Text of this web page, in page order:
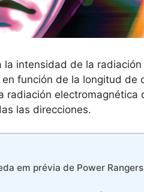
la intensidad de la radiación
función de la longitud de
radiación electromagnética
las direcciones.
em prévia de Power